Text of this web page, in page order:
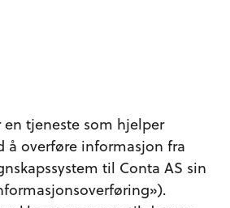
en tjeneste som hjelper
å overføre informasjon fra
til Conta AS sin